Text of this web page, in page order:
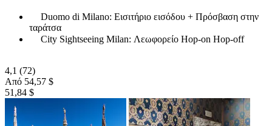
Duomo di Milano: Εισιτήριο εισόδου + Πρόσβαση στην
ταράτσα
City Sightseeing Milan: Λεωφορείο Hop-on Hop-off
4,1 (72)
Από 54,57 $
51,84 $